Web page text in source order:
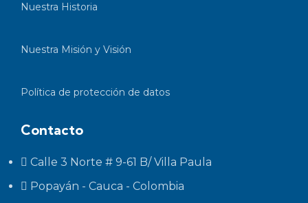
Nuestra Historia
Nuestra Misión y Visión
Política de protección de datos
Contacto
Calle 3 Norte # 9-61 B/ Villa Paula
Popayán - Cauca - Colombia